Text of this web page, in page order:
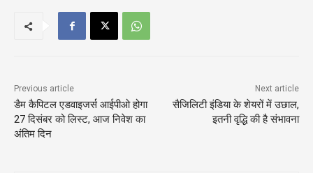
Previous article
डैम कैपिटल एडवाइजर्स आईपीओ होगा
27 दिसंबर को लिस्ट, आज निवेश का
अंतिम दिन
Next article
सैजिलिटी इंडिया के शेयरों में उछाल,
इतनी वृद्धि की है संभावना